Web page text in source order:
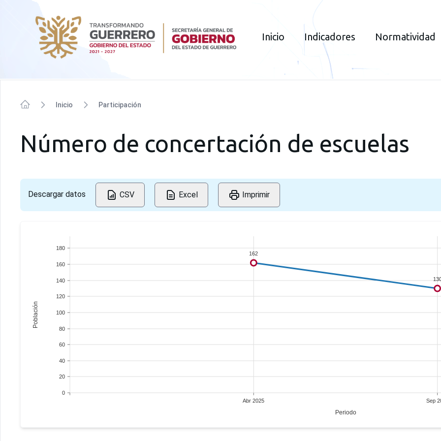
SIPINNA
Inicio Indicadores Normatividad
Inicio Participación
Número de concertación de escuelas
Descargar datos CSV Excel Imprimir
Abr 2025 Sep
Periodo
0
20
40
60
80
100
120
140
160
180
Población
162